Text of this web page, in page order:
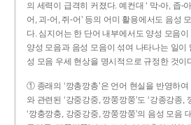
의 세력이 급격히 커졌다. 예컨대 ‘ 막-아, 좁-
어, 괴-어, 쥐-어’ 등의 어미 활용에서도 음성
다. 심지어는 한 단어 내부에서도 양성 모음
양성 모음과 음성 모음이 섞여 나타나는 일이
성 모음 우세 현상을 명시적으로 규정한 것이
① 종래의 ‘깡총깡총’은 언어 현실을 반영하여
와 관련된 ‘강중강중, 깡쭝깡쭝’도 ‘강종강종,
‘깡충깡충, 강중강중, 깡쭝깡쭝’의 음성 모음